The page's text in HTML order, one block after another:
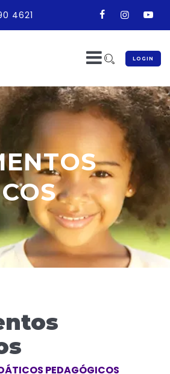
4621
LOGIN
PEDAGÓGICOS